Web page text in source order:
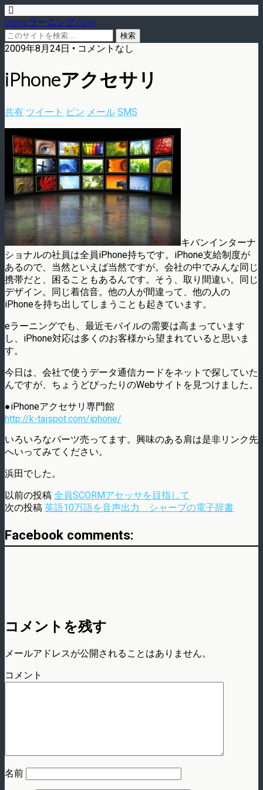
blog.eラーニング.co.jp
2009年8月24日 • コメントなし
iPhoneアクセサリ
共有 ツイート ピン メール SMS
キバンインターナ
ショナルの社員は全員iPhone持ちです。iPhone支給制度が
あるので、当然といえば当然ですが。会社の中でみんな同じ
携帯だと、困ることもあるんです。そう、取り間違い。同じ
デザイン。同じ着信音。他の人が間違って、他の人の
iPhoneを持ち出してしまうことも起きています。
eラーニングでも、最近モバイルの需要は高まっています
し、iPhone対応は多くのお客様から望まれていると思いま
す。
今日は、会社で使うデータ通信カードをネットで探していた
んですが、ちょうどぴったりのWebサイトを見つけました。
●iPhoneアクセサリ専門館
http://k-taispot.com/iphone/
いろいろなパーツ売ってます。興味のある肩は是非リンク先
へいってみてください。
浜田でした。
以前の投稿 全員SCORMアセッサを目指して
次の投稿 英語10万語を音声出力 シャープの電子辞書
Facebook comments:
コメントを残す
メールアドレスが公開されることはありません。
コメント
名前